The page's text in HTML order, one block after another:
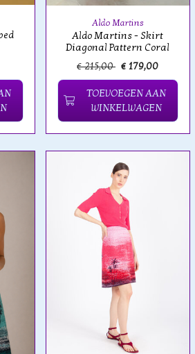
Aldo Martins
Aldo Martins - Skirt
Diagonal Pattern Coral
€ 215,00 € 179,00
TOEVOEGEN AAN
WINKELWAGEN